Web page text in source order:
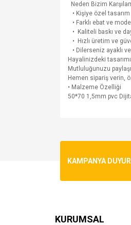
Neden Bizim
• Kişiye özel tasarım
• Farklı ebat ve
• Kaliteli baskı ve
• Hızlı üretim ve
• Dilerseniz ayaklı
Hayalinizdeki
Mutluluğunuzu
Hemen sipariş verin,
• Malzeme Özelliği
50*70 1,5mm pvc
Ürün resmi
Bu ürüne
KAMPANYA
KURUMSAL